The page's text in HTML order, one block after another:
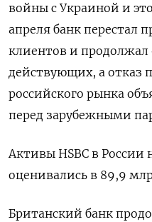
войны с Украиной и
апреля банк перестал
клиентов и
действующих, а отказ
российского рынка
перед зарубежными
Активы HSBC в России
оценивались в 89,9
Британский банк